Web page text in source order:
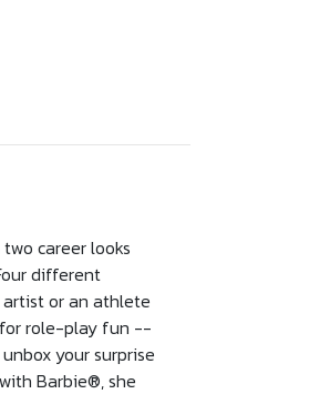
career looks
different
or an athlete
for role-play fun --
your surprise
Barbie®, she